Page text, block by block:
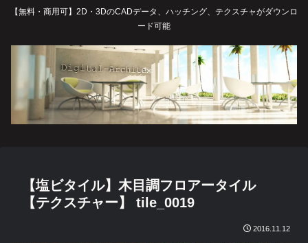
【無料・商用可】2D・3DのCADデータ、ハッチング、テクスチャがダウンロ
ード可能
【塩ビタイル】木目調フロアータイル
【テクスチャー】 tile_0019
2016.11.12